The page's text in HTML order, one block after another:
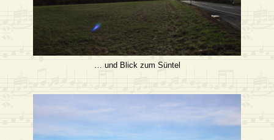
… und Blick zum Süntel